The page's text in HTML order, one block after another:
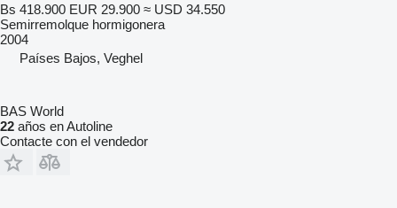
Bs 418.900 EUR 29.900 ≈ USD 34.550
Semirremolque hormigonera
2004
Países Bajos, Veghel
BAS World
22 años en Autoline
Contacte con el vendedor